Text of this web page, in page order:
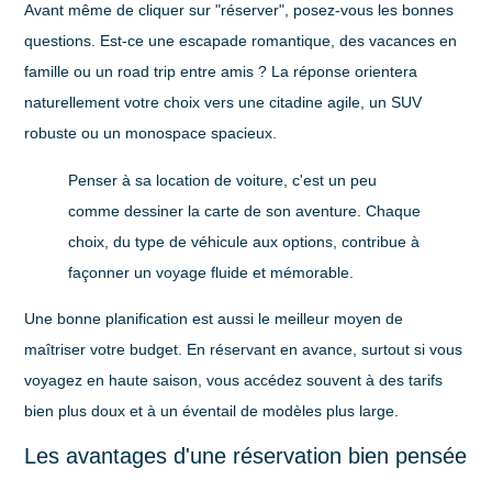
Avant même de cliquer sur "réserver", posez-vous les bonnes
questions. Est-ce une escapade romantique, des vacances en
famille ou un road trip entre amis ? La réponse orientera
naturellement votre choix vers une citadine agile, un SUV
robuste ou un monospace spacieux.
Penser à sa location de voiture, c'est un peu
comme dessiner la carte de son aventure. Chaque
choix, du type de véhicule aux options, contribue à
façonner un voyage fluide et mémorable.
Une bonne planification est aussi le meilleur moyen de
maîtriser votre budget. En réservant en avance, surtout si vous
voyagez en haute saison, vous accédez souvent à des tarifs
bien plus doux et à un éventail de modèles plus large.
Les avantages d'une réservation bien pensée